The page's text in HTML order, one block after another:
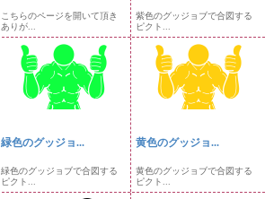
こちらのページを開いて頂き
ありが...
紫色のグッジョブで合図する
ピクト...
緑色のグッジョ...
緑色のグッジョブで合図する
ピクト...
黄色のグッジョ...
黄色のグッジョブで合図する
ピクト...